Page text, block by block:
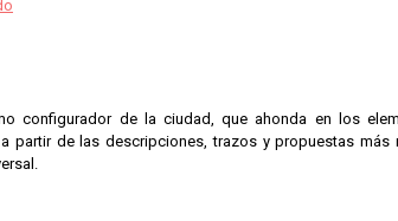
configurador de la ciudad, que ahonda en los
partir de las descripciones, trazos y propuestas más